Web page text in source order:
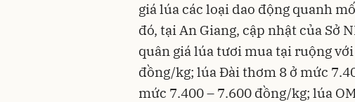
giá lúa các loại dao động quanh
đó, tại An Giang, cập nhật của Sở
quân giá lúa tươi mua tại ruộng
đồng/kg; lúa Đài thơm 8 ở mức
mức 7.400 – 7.600 đồng/kg; lúa